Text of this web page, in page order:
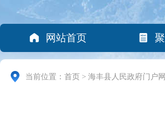
网站首页
当前位置： 首页 > 海丰县人民政府门户